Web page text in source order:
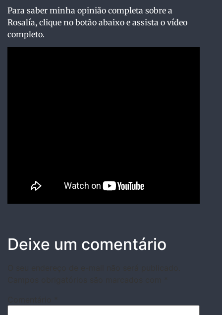
Para saber minha opinião completa sobre a
Rosalía, clique no botão abaixo e assista o vídeo
completo.
Deixe um comentário